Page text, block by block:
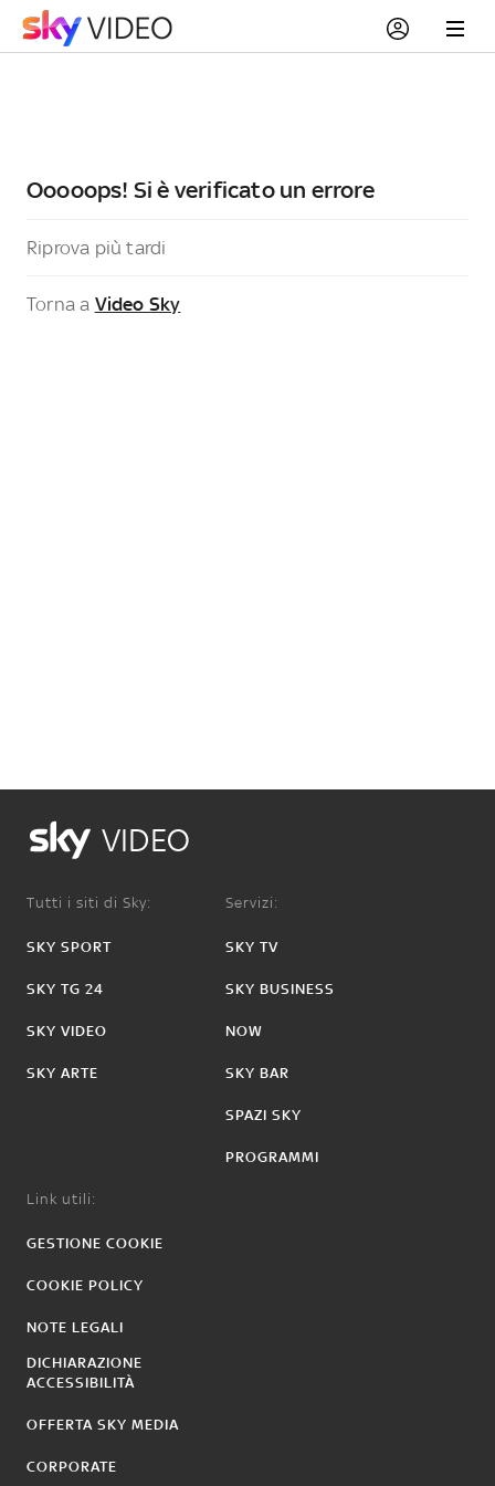
Ooooops! Si è verificato un errore
Riprova più tardi
Torna a Video Sky
VIDEO
Tutti i siti di Sky:
SKY SPORT
SKY TG 24
SKY VIDEO
SKY ARTE
Servizi:
SKY TV
SKY BUSINESS
NOW
SKY BAR
SPAZI SKY
PROGRAMMI
Link utili:
GESTIONE COOKIE
COOKIE POLICY
NOTE LEGALI
DICHIARAZIONE
ACCESSIBILITÀ
OFFERTA SKY MEDIA
CORPORATE